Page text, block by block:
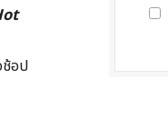
อป